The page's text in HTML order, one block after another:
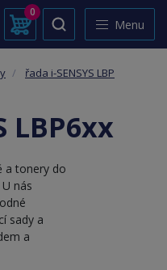
0
Menu
řada i-SENSYS LBP
LBP6xx
a tonery do
U nás
sady a
a